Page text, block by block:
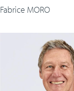
Fabrice MORO